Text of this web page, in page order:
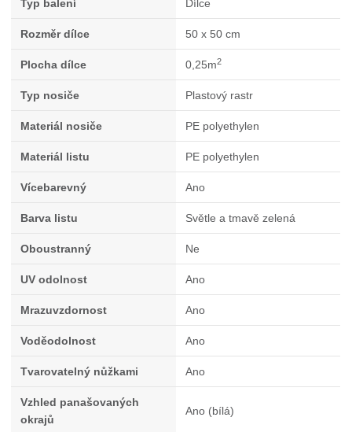
Typ balení Dílce
Rozměr dílce 50 x 50 cm
Plocha dílce 0,25m2
Typ nosiče Plastový rastr
Materiál nosiče PE polyethylen
Materiál listu PE polyethylen
Vícebarevný Ano
Barva listu Světle a tmavě zelená
Oboustranný Ne
UV odolnost Ano
Mrazuvzdornost Ano
Voděodolnost Ano
Tvarovatelný nůžkami Ano
Vzhled panašovaných
okrajů
Ano (bílá)